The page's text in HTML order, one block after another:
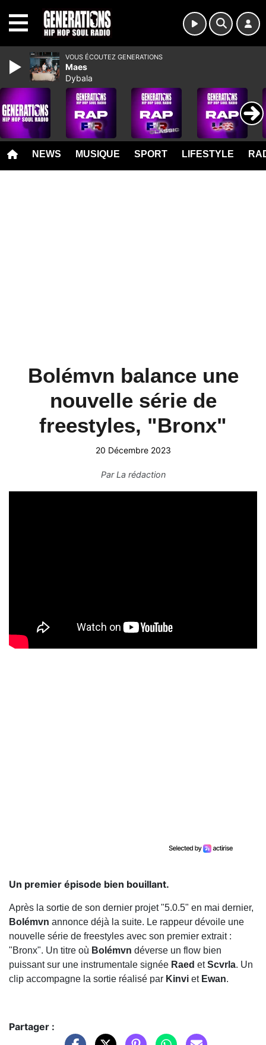
NEWS MUSIQUE SPORT LIFESTYLE
Bolémvn balance une
nouvelle série de
freestyles, "Bronx"
20 Décembre 2023
ParLa rédaction
Un premier épisode bien bouillant.
Après la sortie de son dernier projet "5.0.5" en mai dernier,
Bolémvn annonce déjà la suite. Le rappeur dévoile une
nouvelle série de freestyles avec son premier extrait :
"Bronx". Un titre où Bolémvn déverse un flow bien
puissant sur une instrumentale signée Raed etScvrla. Un
clip accompagne la sortie réalisé par Kinvi et Ewan.
Partager :
VOUS ÉCOUTEZ GENERATIONS
Maes
Dybala